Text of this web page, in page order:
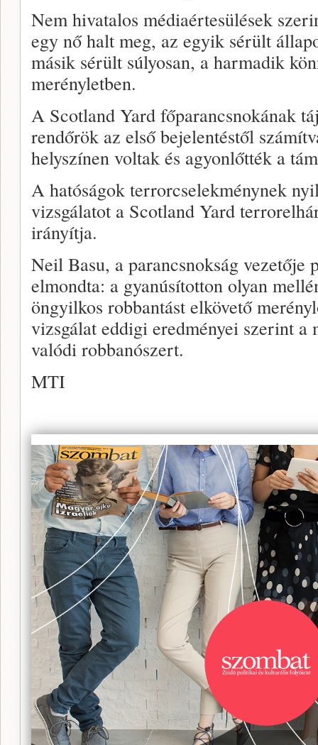
Nem hivatalos médiaértesülések
egy nő halt meg, az egyik sérült
másik sérült súlyosan, a harmadik
merényletben.
A Scotland Yard főparancsnokának
rendőrök az első bejelentéstől
helyszínen voltak és agyonlőtték a
A hatóságok terrorcselekménynek
vizsgálatot a Scotland Yard
irányítja.
Neil Basu, a parancsnokság vezetője
elmondta: a gyanúsítotton olyan
öngyilkos robbantást elkövető
vizsgálat eddigi eredményei szerint a
valódi robbanószert.
MTI